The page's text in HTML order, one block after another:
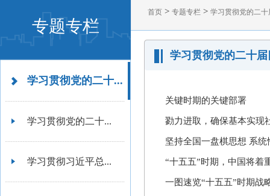
专题专栏
学习贯彻党的二十...
学习贯彻党的二十...
学习贯彻习近平总...
首页 > 专题专栏 > 学习贯彻党的二
学习贯彻党的二十
关键时期的关键部署
勠力进取，确保基本实现
坚持全国一盘棋思想 系
“十五五”时期，中国将着
一图速览“十五五”时期战